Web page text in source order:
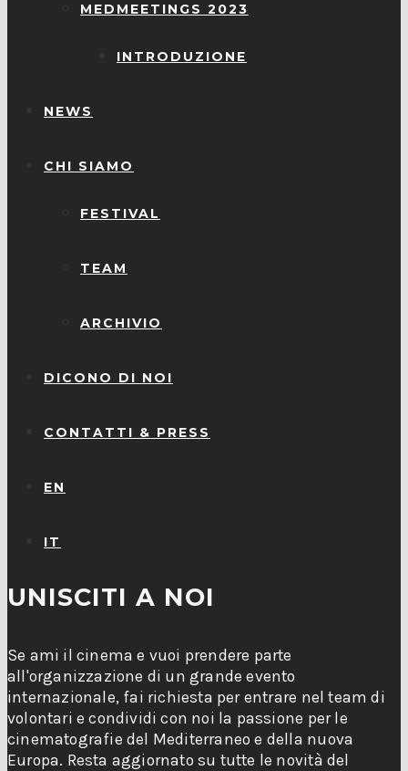
MEDMEETINGS 2023
INTRODUZIONE
NEWS
CHI SIAMO
FESTIVAL
TEAM
ARCHIVIO
DICONO DI NOI
CONTATTI & PRESS
EN
IT
UNISCITI A NOI
Se ami il cinema e vuoi prendere parte
all'organizzazione di un grande evento
internazionale, fai richiesta per entrare nel team di
volontari e condividi con noi la passione per le
cinematografie del Mediterraneo e della nuova
Europa. Resta aggiornato su tutte le novità del